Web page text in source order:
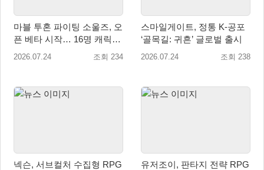
마블 투혼 파이팅 소울즈, 오
픈 베타 시작… 16명 캐릭터
공개
2026.07.24 조회 234
스마일게이트, 정통 K-공포
‘골목길: 귀흔’ 글로벌 출시
2026.07.24 조회 238
넥슨, 서브컬처 수집형 RPG
유저조이, 판타지 전략 RPG